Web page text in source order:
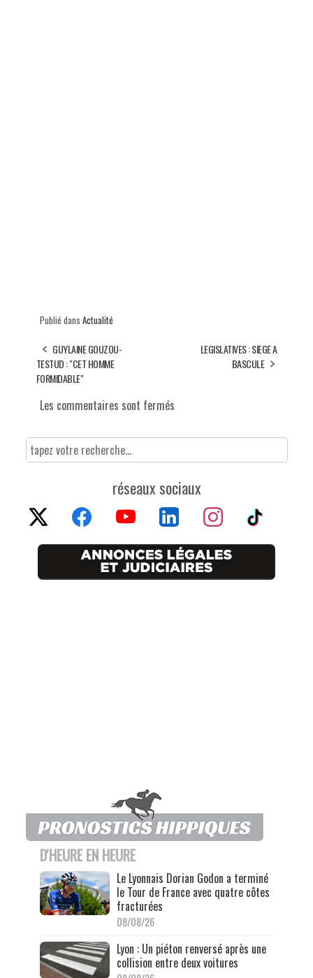
Publié dans Actualité
GUYLAINE GOUZOU-
TESTUD : "CET HOMME
FORMIDABLE"
LEGISLATIVES : SIEGE A
BASCULE
Les commentaires sont fermés
réseaux sociaux
D'HEURE EN HEURE
Le Lyonnais Dorian Godon a terminé
le Tour de France avec quatre côtes
fracturées
08/08/26
Lyon : Un piéton renversé après une
collision entre deux voitures